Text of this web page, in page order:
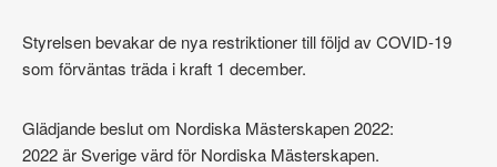
Styrelsen bevakar de nya restriktioner till följd av COVID-19
som förväntas träda i kraft 1 december.
Glädjande beslut om Nordiska Mästerskapen 2022:
2022 är Sverige värd för Nordiska Mästerskapen.